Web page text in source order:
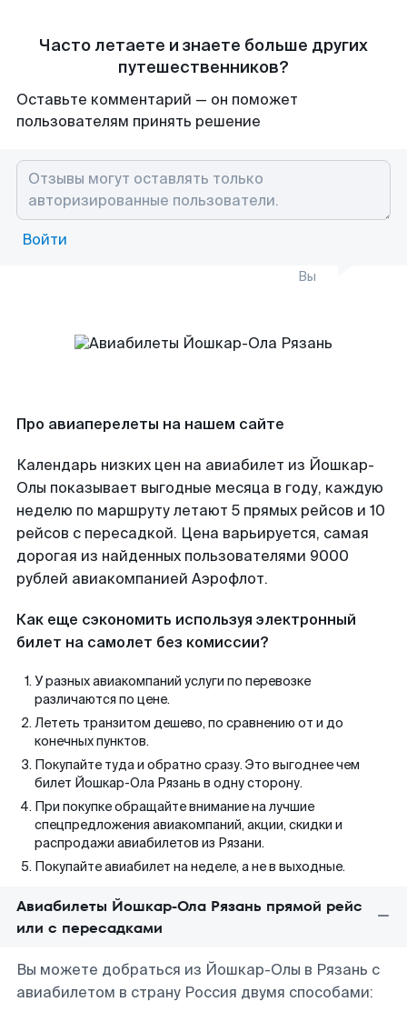
Часто летаете и знаете больше других
путешественников?
Оставьте комментарий — он поможет
пользователям принять решение
Войти
Вы
Про авиаперелеты на нашем сайте
Календарь низких цен на авиабилет из Йошкар-
Олы показывает выгодные месяца в году, каждую
неделю по маршруту летают 5 прямых рейсов и 10
рейсов с пересадкой. Цена варьируется, самая
дорогая из найденных пользователями 9000
рублей авиакомпанией Аэрофлот.
Как еще сэкономить используя электронный
билет на самолет без комиссии?
У разных авиакомпаний услуги по перевозке
различаются по цене.
Лететь транзитом дешево, по сравнению от и до
конечных пунктов.
Покупайте туда и обратно сразу. Это выгоднее чем
билет Йошкар-Ола Рязань в одну сторону.
При покупке обращайте внимание на лучшие
спецпредложения авиакомпаний, акции, скидки и
распродажи авиабилетов из Рязани.
Покупайте авиабилет на неделе, а не в выходные.
Авиабилеты Йошкар-Ола Рязань прямой рейс
или с пересадками
Вы можете добраться из Йошкар-Олы в Рязань с
авиабилетом в страну Россия двумя способами: